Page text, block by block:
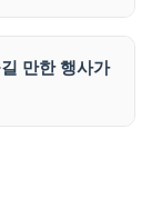
만한 행사가